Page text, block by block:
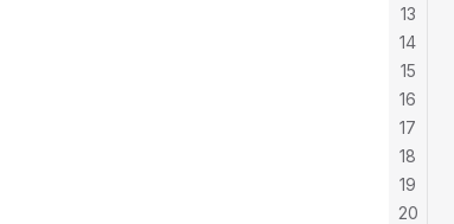
13
14
15
16
17
18
19
20